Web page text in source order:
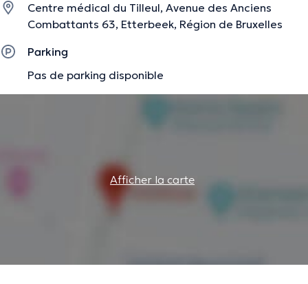
Centre médical du Tilleul, Avenue des Anciens
Combattants 63, Etterbeek, Région de Bruxelles
Parking
Pas de parking disponible
Afficher la carte